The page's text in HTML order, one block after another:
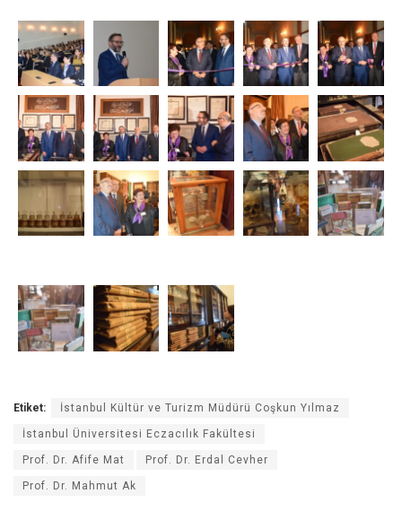
Etiket: İstanbul Kültür ve Turizm Müdürü Coşkun Yılmaz
İstanbul Üniversitesi Eczacılık Fakültesi
Prof. Dr. Afife Mat Prof. Dr. Erdal Cevher
Prof. Dr. Mahmut Ak